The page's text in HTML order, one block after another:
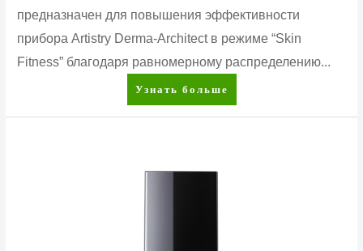
предназначен для повышения эффективности
прибора Artistry Derma-Architect в режиме “Skin
Fitness” благодаря равномерному распределению...
Artistry
Derma-
Узнать больше